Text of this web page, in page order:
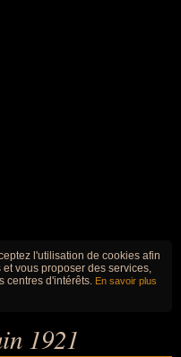
l'utilisation de cookies afin
vous proposer des services,
centres d'intérêts. En savoir plus
1921